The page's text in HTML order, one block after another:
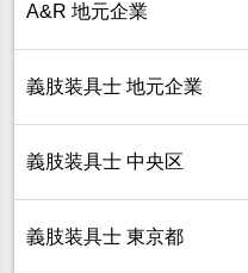
A&R 地元企業
義肢装具士 地元企業
義肢装具士 中央区
義肢装具士 東京都